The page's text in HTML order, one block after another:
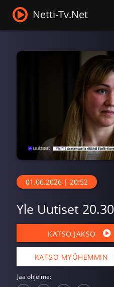
Netti-Tv.Net
01.06.2026 | 20:52
Yle Uutiset 20.30
KATSO JAKSO
KATSO MYÖHEMMIN
Jaa ohjelma: